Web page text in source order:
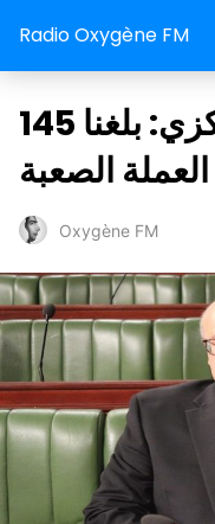
Radio Oxygène FM
محافظ البنك المركزي: بلغنا 145
الصعبة
Oxygène FM